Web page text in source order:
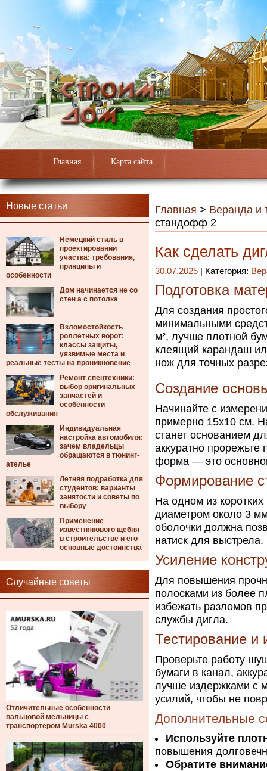
Главная Карта сайта
Новые статьи
Немецкий стиль в
проектировании
участка: требования,
принципы и
особенности
Дом начинается не со
стен а с потолка
Взломостойкость
роллетных ворот:
классы защиты,
уязвимые места и
реальные тесты на проникновение
Ремонт спецтехники:
выбор оригинальных
запчастей и
особенности
обслуживания
Индивидуальная
настройка автомобиля:
зачем владельцы
обращаются в тюнинг-
ателье
Летняя подработка для
студентов: варианты
занятости и советы по
выбору
Применение
известнякового щебня
в строительстве и его
основные достоинства
Случайные советы
Отличительные особенности
вальцовой мельницы с
транспортером Murska 4000
Главная > Веранда и
стандофф 2
Как сделать
30.07.2025 | Категория:
Подготовка
Для создания
минимальными
м², лучше плотной
клеящий карандаш
нож для точных
Создание
Начинайте с
примерно 15х10 см.
станет основанием
аккуратно
форма — это
Формирование
На одном из
диаметром около 3
оболочки должна
натиск для выстрела.
Усиление
Для повышения
полосками из более
избежать разломов
службы дигла.
Тестирование и
Проверьте работу
бумаги в канал,
лучше издержками с
усилий, чтобы не
Дополнительные
Используйте
повышения
Обратите